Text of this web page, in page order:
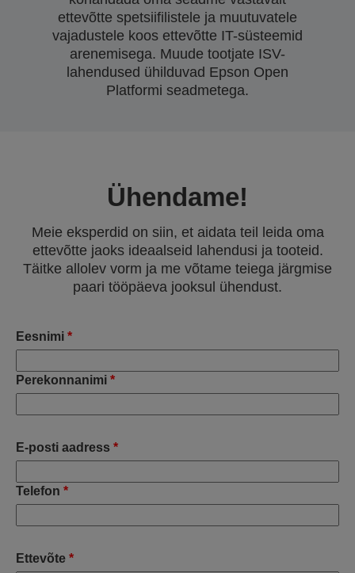
ettevõtte spetsiifilistele ja muutuvatele
vajadustele koos ettevõtte IT-süsteemid
arenemisega. Muude tootjate ISV-
lahendused ühilduvad Epson Open
Platformi seadmetega.
Ühendame!
Meie eksperdid on siin, et aidata teil leida oma
ettevõtte jaoks ideaalseid lahendusi ja tooteid.
Täitke allolev vorm ja me võtame teiega järgmise
paari tööpäeva jooksul ühendust.
Eesnimi *
Perekonnanimi *
E-posti aadress *
Telefon *
Ettevõte *